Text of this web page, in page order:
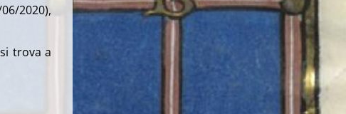
2020),
trova a